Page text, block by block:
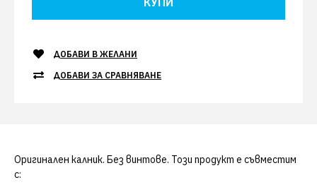
ДОБАВИ В ЖЕЛАНИ
ДОБАВИ ЗА СРАВНЯВАНЕ
Оригинален калник. Без винтове. Този продукт е съвместим
с: